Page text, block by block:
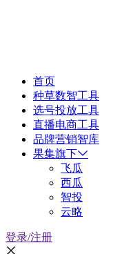
首页
种草数智工具
选号投放工具
直播电商工具
品牌营销智库
果集旗下
飞瓜
西瓜
智投
云略
登录/注册